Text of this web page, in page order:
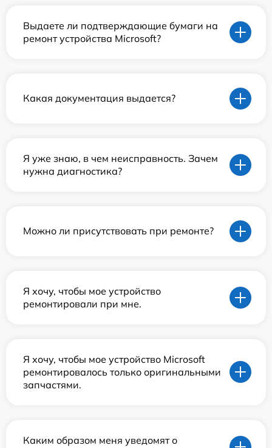
Выдаете ли подтверждающие бумаги на
ремонт устройства Microsoft?
Какая документация выдается?
Я уже знаю, в чем неисправность. Зачем
нужна диагностика?
Можно ли присутствовать при ремонте?
Я хочу, чтобы мое устройство
ремонтировали при мне.
Я хочу, чтобы мое устройство Microsoft
ремонтировалось только оригинальными
запчастями.
Каким образом меня уведомят о